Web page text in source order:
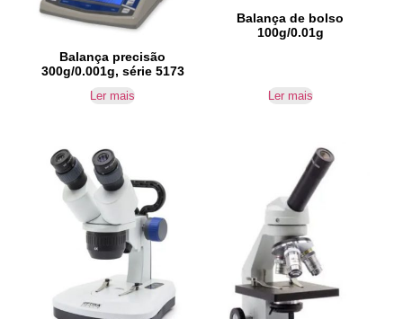
Balança precisão
300g/0.001g, série 5173
Ler mais
Balança de bolso
100g/0.01g
Ler mais